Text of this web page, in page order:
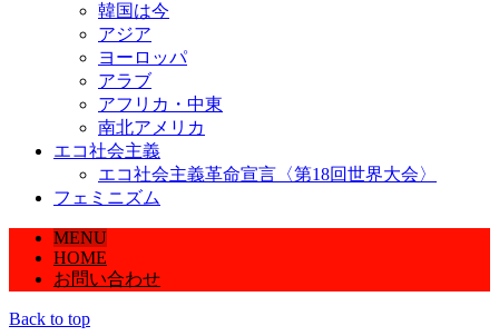
韓国は今
アジア
ヨーロッパ
アラブ
アフリカ・中東
南北アメリカ
エコ社会主義
エコ社会主義革命宣言〈第18回世界大会〉
フェミニズム
MENU
HOME
お問い合わせ
Back to top